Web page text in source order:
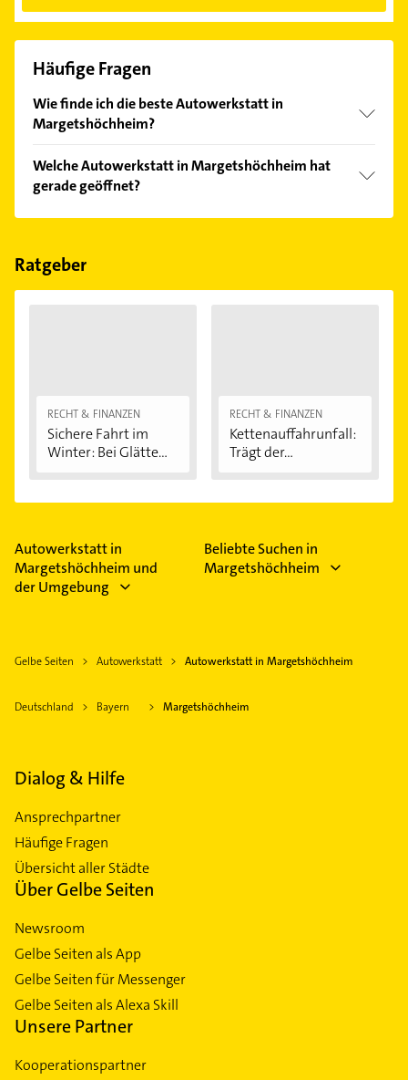
Häufige Fragen
Wie finde ich die beste Autowerkstatt in
Margetshöchheim?
Kundenmeinungen und profitieren Sie von den
Empfehlungen. Die Suchergebnisse können Sie sich
einfach nachBewertungensortiert anzeigen lassen.
Welche Autowerkstatt in Margetshöchheim hat
gerade geöffnet?
Im Anbieter-Bereich finden Sie alleÖffnungszeiten.
Feiertagen abweichen können.
Ratgeber
RECHT & FINANZEN
Sichere Fahrt im
Winter: Bei Glätte...
RECHT & FINANZEN
Kettenauffahrunfall:
Trägt der...
Autowerkstatt in
Margetshöchheim und
der Umgebung
Beliebte Suchen in
Margetshöchheim
Gelbe Seiten Autowerkstatt Autowerkstatt in Margetshöchheim
Deutschland Bayern Margetshöchheim
Dialog & Hilfe
Ansprechpartner
Häufige Fragen
Übersicht aller Städte
Über Gelbe Seiten
Newsroom
Gelbe Seiten als App
Gelbe Seiten für Messenger
Gelbe Seiten als Alexa Skill
Unsere Partner
Kooperationspartner